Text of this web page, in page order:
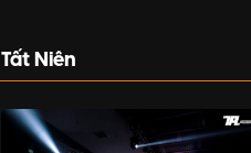
Tất Niên